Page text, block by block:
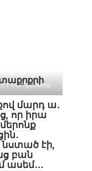
1 142 Просмотр
մարդ ա․
որ իրա
էի,
բան